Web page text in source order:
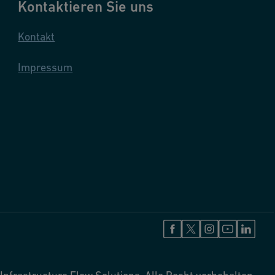
Kontaktieren Sie uns
Kontakt
Impressum